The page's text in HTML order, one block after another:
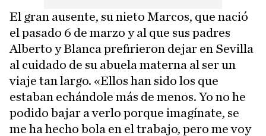
El gran ausente, su nieto Marcos, que nació
el pasado 6 de marzo y al que sus padres
Alberto y Blanca prefirieron dejar en Sevilla
al cuidado de su abuela materna al ser un
viaje tan largo. «Ellos han sido los que
estaban echándole más de menos. Yo no he
podido bajar a verlo porque imagínate, se
me ha hecho bola en el trabajo, pero me voy